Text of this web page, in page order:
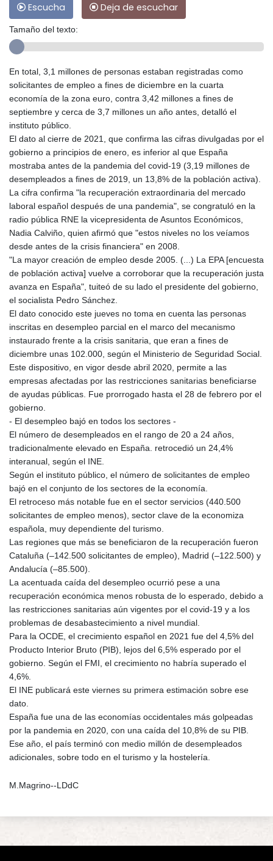
Escucha Deja de escuchar
Tamaño del texto:
En total, 3,1 millones de personas estaban registradas como
solicitantes de empleo a fines de diciembre en la cuarta
economía de la zona euro, contra 3,42 millones a fines de
septiembre y cerca de 3,7 millones un año antes, detalló el
instituto público.
El dato al cierre de 2021, que confirma las cifras divulgadas por el
gobierno a principios de enero, es inferior al que España
mostraba antes de la pandemia del covid-19 (3,19 millones de
desempleados a fines de 2019, un 13,8% de la población activa).
La cifra confirma "la recuperación extraordinaria del mercado
laboral español después de una pandemia", se congratuló en la
radio pública RNE la vicepresidenta de Asuntos Económicos,
Nadia Calviño, quien afirmó que "estos niveles no los veíamos
desde antes de la crisis financiera" en 2008.
"La mayor creación de empleo desde 2005. (...) La EPA [encuesta
de población activa] vuelve a corroborar que la recuperación justa
avanza en España", tuiteó de su lado el presidente del gobierno,
el socialista Pedro Sánchez.
El dato conocido este jueves no toma en cuenta las personas
inscritas en desempleo parcial en el marco del mecanismo
instaurado frente a la crisis sanitaria, que eran a fines de
diciembre unas 102.000, según el Ministerio de Seguridad Social.
Este dispositivo, en vigor desde abril 2020, permite a las
empresas afectadas por las restricciones sanitarias beneficiarse
de ayudas públicas. Fue prorrogado hasta el 28 de febrero por el
gobierno.
- El desempleo bajó en todos los sectores -
El número de desempleados en el rango de 20 a 24 años,
tradicionalmente elevado en España. retrocedió un 24,4%
interanual, según el INE.
Según el instituto público, el número de solicitantes de empleo
bajó en el conjunto de los sectores de la economía.
El retroceso más notable fue en el sector servicios (440.500
solicitantes de empleo menos), sector clave de la economiza
española, muy dependiente del turismo.
Las regiones que más se beneficiaron de la recuperación fueron
Cataluña (–142.500 solicitantes de empleo), Madrid (–122.500) y
Andalucía (–85.500).
La acentuada caída del desempleo ocurrió pese a una
recuperación económica menos robusta de lo esperado, debido a
las restricciones sanitarias aún vigentes por el covid-19 y a los
problemas de desabastecimiento a nivel mundial.
Para la OCDE, el crecimiento español en 2021 fue del 4,5% del
Producto Interior Bruto (PIB), lejos del 6,5% esperado por el
gobierno. Según el FMI, el crecimiento no habría superado el
4,6%.
El INE publicará este viernes su primera estimación sobre ese
dato.
España fue una de las economías occidentales más golpeadas
por la pandemia en 2020, con una caída del 10,8% de su PIB.
Ese año, el país terminó con medio millón de desempleados
adicionales, sobre todo en el turismo y la hostelería.
M.Magrino--LDdC